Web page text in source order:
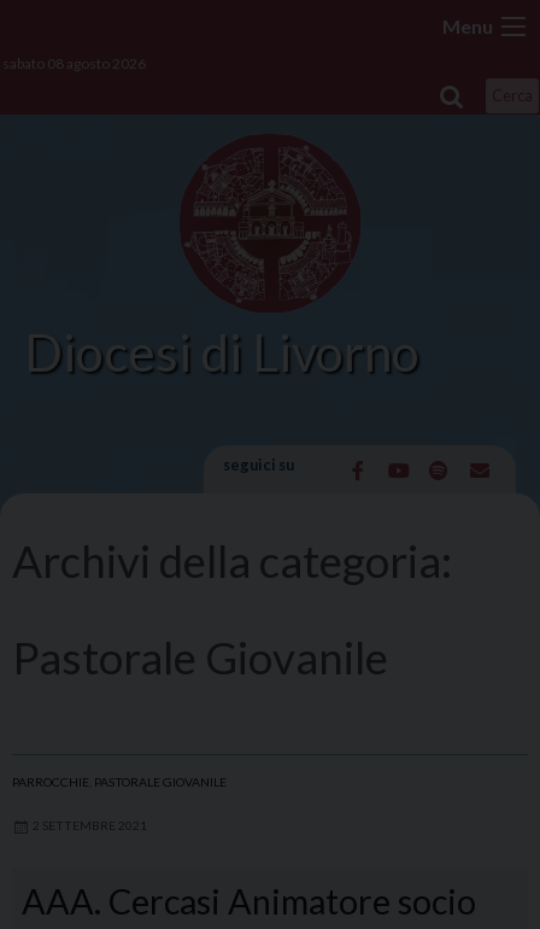
content
Menu
sabato 08 agosto 2026
Diocesi di Livorno
seguici su
Archivi della categoria:
Pastorale Giovanile
PARROCCHIE PASTORALE GIOVANILE
2 SETTEMBRE 2021
AAA. Cercasi Animatore socio